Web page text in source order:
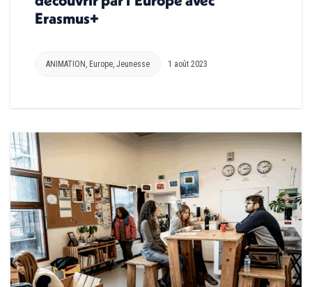
Erasmus+
ANIMATION , Europe, Jeunesse 1 août 2023